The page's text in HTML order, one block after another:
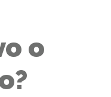
o